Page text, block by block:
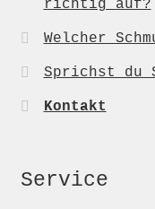
richtig auf?
Welcher
Sprichst du
Kontakt
Service